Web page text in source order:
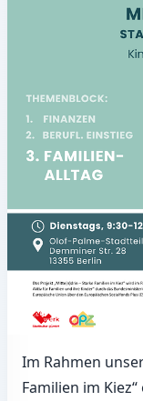
Im Rahmen
Familien im